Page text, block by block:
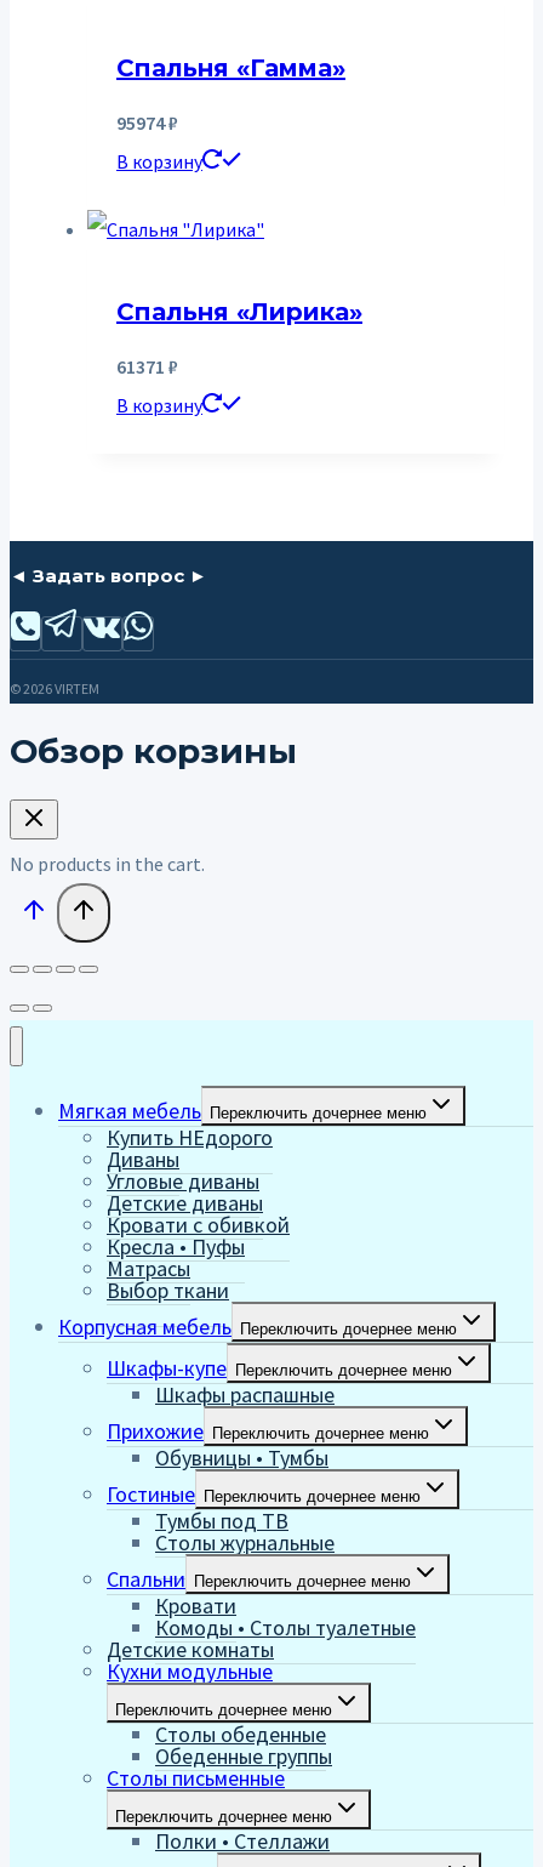
Спальня «Гамма»
95974₽
В корзину
Спальня «Лирика»
61371 ₽
В корзину
◄ Задать вопрос ►
© 2026 VIRTEM
Обзор корзины
No products in the cart.
Мягкая мебель Переключить дочернее меню
Купить НЕдорого
Диваны
Угловые диваны
Детские диваны
Кровати с обивкой
Кресла • Пуфы
Матрасы
Выбор ткани
Корпусная мебель Переключить дочернее меню
Шкафы-купе Переключить дочернее меню
Шкафы распашные
Прихожие Переключить дочернее меню
Обувницы • Тумбы
Гостиные Переключить дочернее меню
Тумбы под ТВ
Столы журнальные
Спальни Переключить дочернее меню
Кровати
Комоды • Столы туалетные
Детские комнаты
Кухни модульные
Переключить дочернее меню
Столы обеденные
Обеденные группы
Столы письменные
Переключить дочернее меню
Полки • Стеллажи